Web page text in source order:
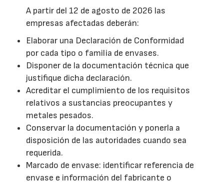
A partir del 12 de agosto de 2026 las
empresas afectadas deberán:
Elaborar una Declaración de Conformidad
por cada tipo o familia de envases.
Disponer de la documentación técnica que
justifique dicha declaración.
Acreditar el cumplimiento de los requisitos
relativos a sustancias preocupantes y
metales pesados.
Conservar la documentación y ponerla a
disposición de las autoridades cuando sea
requerida.
Marcado de envase: identificar referencia de
envase e información del fabricante o